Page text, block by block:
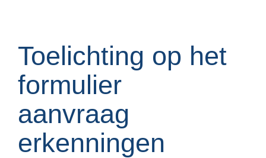
Toelichting op het
formulier
aanvraag
erkenningen